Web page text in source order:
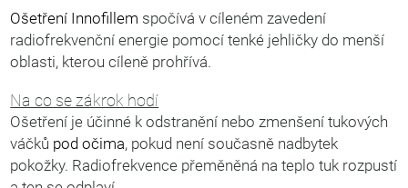
Ošetření Innofillem spočívá v cíleném zavedení
radiofrekvenční energie pomocí tenké jehličky do menší
oblasti, kterou cíleně prohřívá.
Na co se zákrok hodí
Ošetření je účinné k odstranění nebo zmenšení tukových
váčků pod očima, pokud není současně nadbytek
pokožky. Radiofrekvence přeměněná na teplo tuk rozpustí